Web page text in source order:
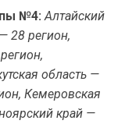
№4: Алтайский
28 регион,
область —
Кемеровская
край —